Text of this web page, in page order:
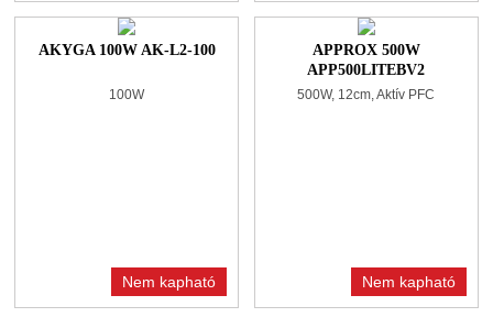
AKYGA 100W AK-L2-100
100W
Nem kapható
APPROX 500W
APP500LITEBV2
500W, 12cm, Aktív PFC
Nem kapható